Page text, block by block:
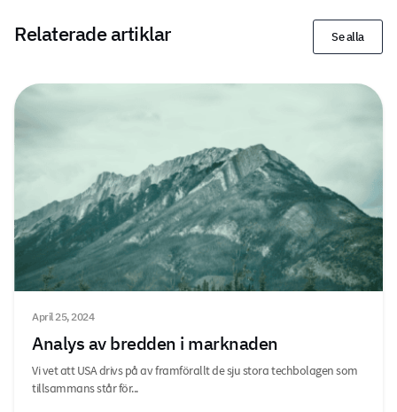
Relaterade artiklar Se alla
April 25, 2024
Analys av bredden i marknaden
Vi vet att USA drivs på av framförallt de sju stora techbolagen som
tillsammans står för...